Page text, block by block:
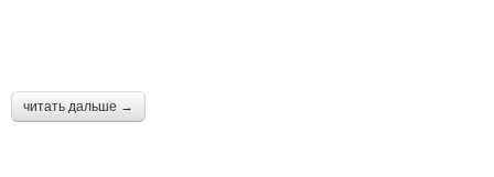
читать дальше →